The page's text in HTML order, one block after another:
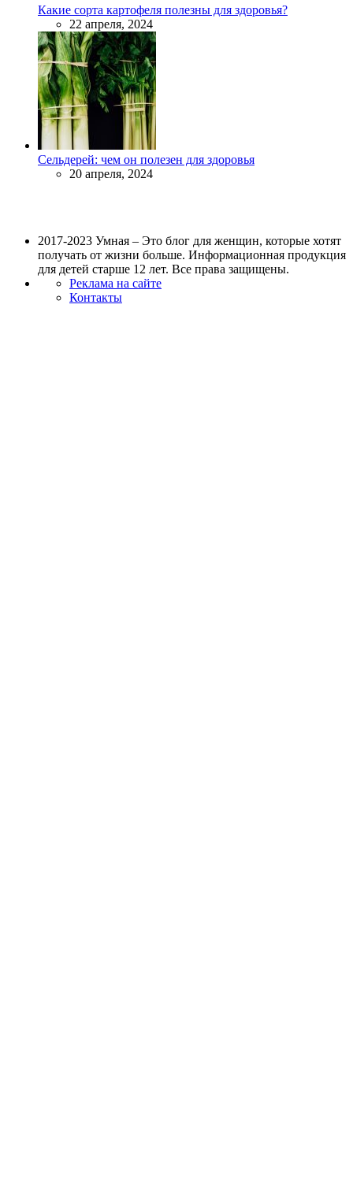
Какие сорта картофеля полезны для здоровья?
22 апреля, 2024
Сельдерей: чем он полезен для здоровья
20 апреля, 2024
2017-2023 Умная – Это блог для женщин, которые хотят
получать от жизни больше. Информационная продукция
для детей старше 12 лет. Все права защищены.
Реклама на сайте
Контакты